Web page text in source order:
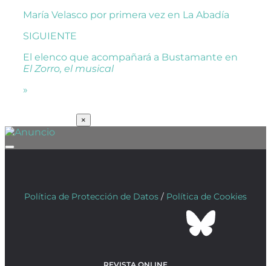
María Velasco por primera vez en La Abadía
SIGUIENTE
El elenco que acompañará a Bustamante en
El Zorro, el musical
»
×
Política de Protección de Datos / Política de Cookies